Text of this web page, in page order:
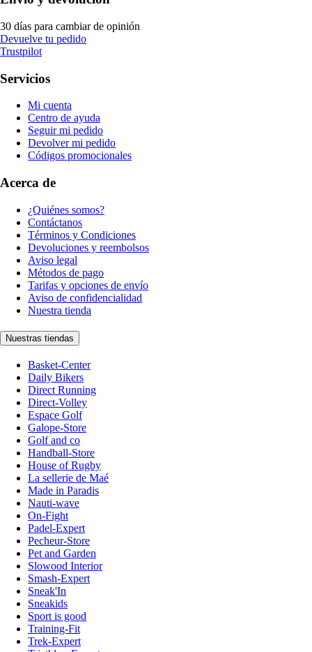
30 días para cambiar de opinión
Devuelve tu pedido
Trustpilot
Servicios
Mi cuenta
Centro de ayuda
Seguir mi pedido
Devolver mi pedido
Códigos promocionales
Acerca de
¿Quiénes somos?
Contáctanos
Términos y Condiciones
Devoluciones y reembolsos
Aviso legal
Métodos de pago
Tarifas y opciones de envío
Aviso de confidencialidad
Nuestra tienda
Nuestras tiendas
Basket-Center
Daily Bikers
Direct Running
Direct-Volley
Espace Golf
Galope-Store
Golf and co
Handball-Store
House of Rugby
La sellerie de Maé
Made in Paradis
Nauti-wave
On-Fight
Padel-Expert
Pecheur-Store
Pet and Garden
Slowood Interior
Smash-Expert
Sneak'In
Sneakids
Sport is good
Training-Fit
Trek-Expert